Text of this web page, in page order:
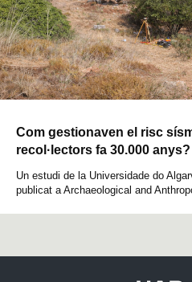
Com gestionaven el risc
recol·lectors fa 30.000 anys?
Un estudi de la Universidade do
publicat a Archaeological and